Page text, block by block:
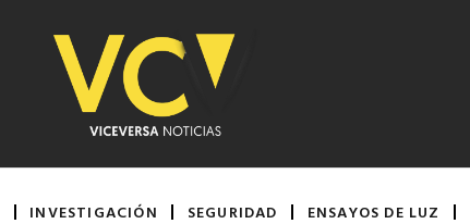
INVESTIGACIÓN SEGURIDAD ENSAYOS DE LUZ